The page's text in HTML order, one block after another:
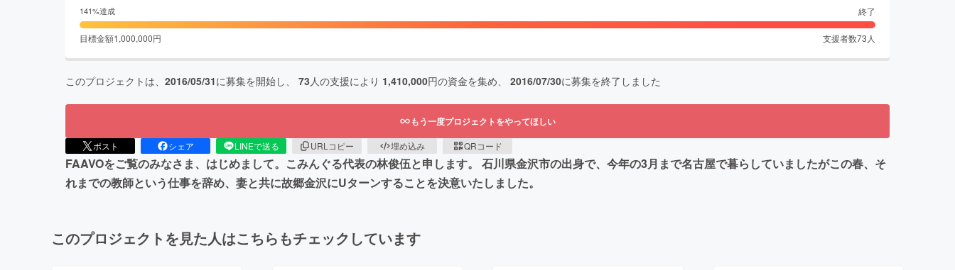
141%達成 終了
目標金額1,000,000円 支援者数73 人
このプロジェクトは、 2016/05/31に募集を開始し、 73 人の支援により 1,410,000円の資金を集め、 2016/07/30に募集を終了しました
もう一度プロジェクトをやってほしい
ポスト シェア LINEで送る URLコピー 埋め込み QRコード
FAAVOをご覧のみなさま、はじめまして。こみんぐる代表の林俊伍と申します。 石川県金沢市の出身で、今年の3月まで名古屋で暮らしていましたがこの春、そ
れまでの教師という仕事を辞め、妻と共に故郷金沢にUターンすることを決意いたしました。
このプロジェクトを見た人はこちらもチェックしています